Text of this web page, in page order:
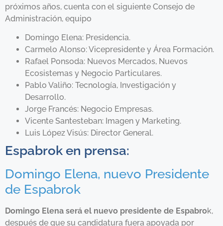
próximos años, cuenta con el siguiente Consejo de
Administración, equipo
Domingo Elena: Presidencia.
Carmelo Alonso: Vicepresidente y Área Formación.
Rafael Ponsoda: Nuevos Mercados, Nuevos
Ecosistemas y Negocio Particulares.
Pablo Valiño: Tecnología, Investigación y
Desarrollo.
Jorge Francés: Negocio Empresas.
Vicente Santesteban: Imagen y Marketing.
Luis López Visús: Director General.
Espabrok en prensa:
Domingo Elena, nuevo Presidente
de Espabrok
Domingo Elena será el nuevo presidente de Espabrok,
después de que su candidatura fuera apoyada por